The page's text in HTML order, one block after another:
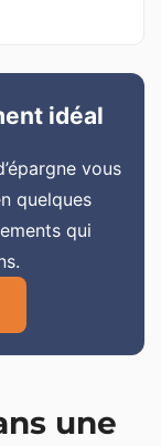
idéal
vous
quelques
qui
une